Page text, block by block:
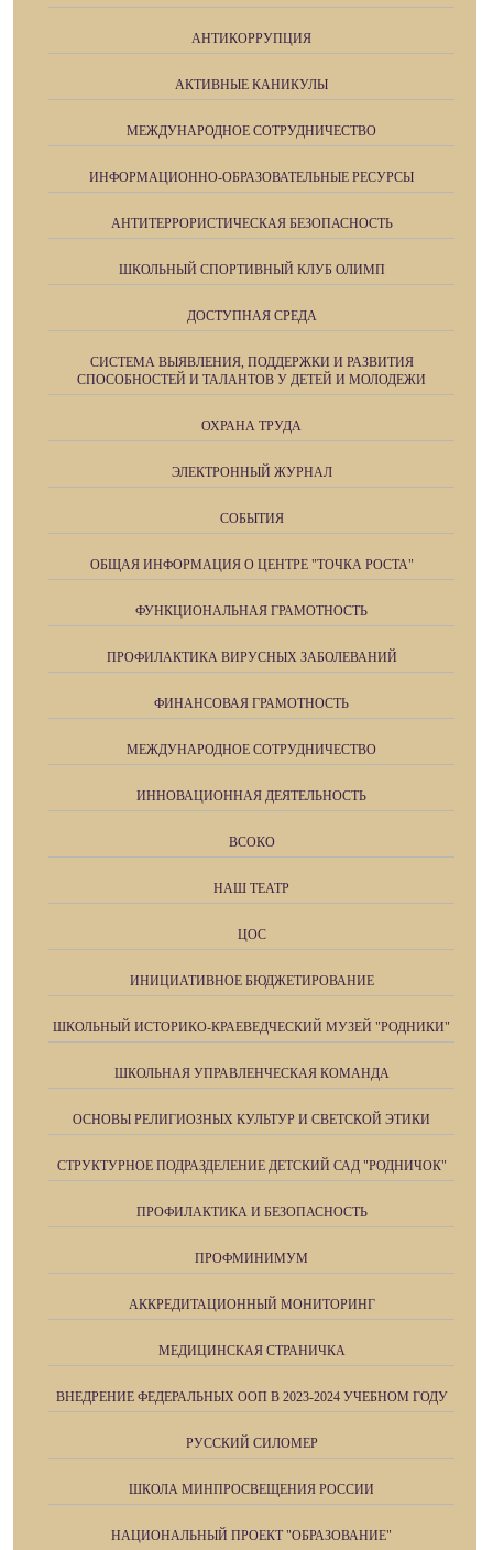
АНТИКОРРУПЦИЯ
АКТИВНЫЕ КАНИКУЛЫ
МЕЖДУНАРОДНОЕ СОТРУДНИЧЕСТВО
ИНФОРМАЦИОННО-ОБРАЗОВАТЕЛЬНЫЕ РЕСУРСЫ
АНТИТЕРРОРИСТИЧЕСКАЯ БЕЗОПАСНОСТЬ
ШКОЛЬНЫЙ СПОРТИВНЫЙ КЛУБ ОЛИМП
ДОСТУПНАЯ СРЕДА
СИСТЕМА ВЫЯВЛЕНИЯ, ПОДДЕРЖКИ И РАЗВИТИЯ
СПОСОБНОСТЕЙ И ТАЛАНТОВ У ДЕТЕЙ И МОЛОДЕЖИ
ОХРАНА ТРУДА
ЭЛЕКТРОННЫЙ ЖУРНАЛ
СОБЫТИЯ
ОБЩАЯ ИНФОРМАЦИЯ О ЦЕНТРЕ "ТОЧКА РОСТА"
ФУНКЦИОНАЛЬНАЯ ГРАМОТНОСТЬ
ПРОФИЛАКТИКА ВИРУСНЫХ ЗАБОЛЕВАНИЙ
ФИНАНСОВАЯ ГРАМОТНОСТЬ
МЕЖДУНАРОДНОЕ СОТРУДНИЧЕСТВО
ИННОВАЦИОННАЯ ДЕЯТЕЛЬНОСТЬ
ВСОКО
НАШ ТЕАТР
ЦОС
ИНИЦИАТИВНОЕ БЮДЖЕТИРОВАНИЕ
ШКОЛЬНЫЙ ИСТОРИКО-КРАЕВЕДЧЕСКИЙ МУЗЕЙ "РОДНИКИ"
ШКОЛЬНАЯ УПРАВЛЕНЧЕСКАЯ КОМАНДА
ОСНОВЫ РЕЛИГИОЗНЫХ КУЛЬТУР И СВЕТСКОЙ ЭТИКИ
СТРУКТУРНОЕ ПОДРАЗДЕЛЕНИЕ ДЕТСКИЙ САД "РОДНИЧОК"
ПРОФИЛАКТИКА И БЕЗОПАСНОСТЬ
ПРОФМИНИМУМ
АККРЕДИТАЦИОННЫЙ МОНИТОРИНГ
МЕДИЦИНСКАЯ СТРАНИЧКА
ВНЕДРЕНИЕ ФЕДЕРАЛЬНЫХ ООП В 2023-2024 УЧЕБНОМ ГОДУ
РУССКИЙ СИЛОМЕР
ШКОЛА МИНПРОСВЕЩЕНИЯ РОССИИ
НАЦИОНАЛЬНЫЙ ПРОЕКТ "ОБРАЗОВАНИЕ"